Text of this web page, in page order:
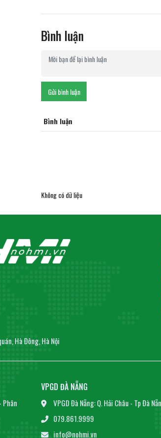
Bình luận
Gửi bình luận
Bình luận
Không có dữ liệu
Hà Đông, Hà Nội
Phân
VPGD ĐÀ NẴNG
VPGD Đà Nẵng: Q. Hải Châu - Tp Đà
079.861.9999
info@nohmi.vn